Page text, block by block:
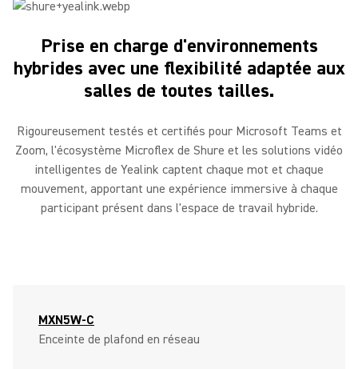
Prise en charge d'environnements
hybrides avec une flexibilité adaptée aux
salles de toutes tailles.
Rigoureusement testés et certifiés pour Microsoft Teams et
Zoom, l'écosystème Microflex de Shure et les solutions vidéo
intelligentes de Yealink captent chaque mot et chaque
mouvement, apportant une expérience immersive à chaque
participant présent dans l'espace de travail hybride.
MXN5W-C
Enceinte de plafond en réseau